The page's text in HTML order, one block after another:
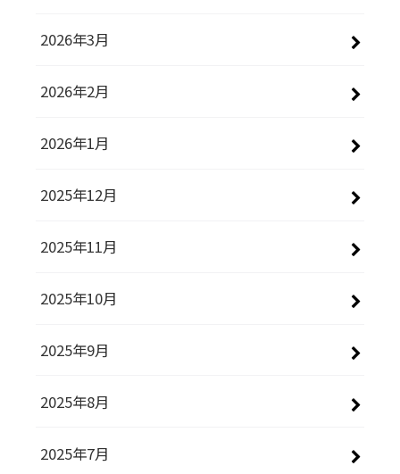
2026年3月
2026年2月
2026年1月
2025年12月
2025年11月
2025年10月
2025年9月
2025年8月
2025年7月